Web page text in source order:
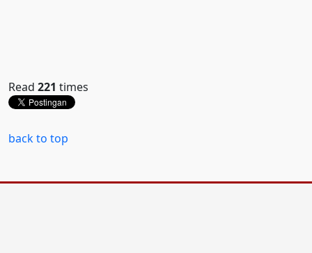
Read 221 times
back to top